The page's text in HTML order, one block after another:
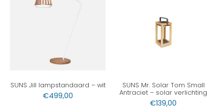
SUNS Jill lampstandaard – wit
€499,00
SUNS Mr. Solar Tom Small
Antraciet – solar verlichting
€139,00